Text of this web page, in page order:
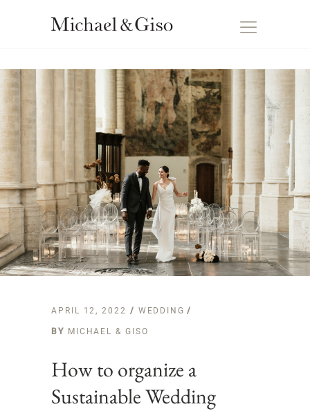
APRIL 12, 2022 WEDDING
BY MICHAEL & GISO
How to organize a
Sustainable Wedding